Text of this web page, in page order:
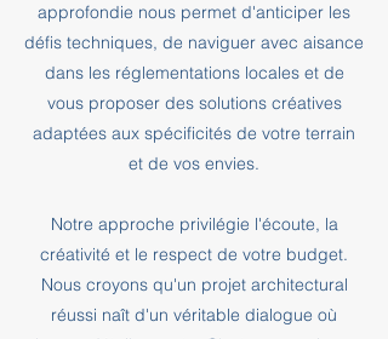
approfondie nous permet d'anticiper les
défis techniques, de naviguer avec aisance
dans les réglementations locales et de
vous proposer des solutions créatives
adaptées aux spécificités de votre terrain
et de vos envies.
Notre approche privilégie l'écoute, la
créativité et le respect de votre budget.
Nous croyons qu'un projet architectural
réussi naît d'un véritable dialogue où